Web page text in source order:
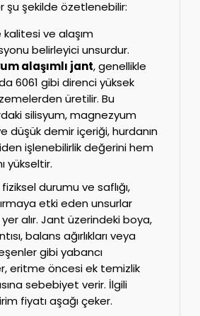
şekilde özetlenebilir:
ve alaşım
belirleyici unsurdur.
alaşımlı jant, genellikle
6061 gibi direnci yüksek
üretilir. Bu
silisyum, magnezyum
düşük demir içeriği, hurdanın
işlenebilirlik değerini hem
yükseltir.
durumu ve saflığı,
etki eden unsurlar
alır. Jant üzerindeki boya,
balans ağırlıkları veya
gibi yabancı
eritme öncesi ek temizlik
sebebiyet verir. İlgili
fiyatı aşağı çeker.